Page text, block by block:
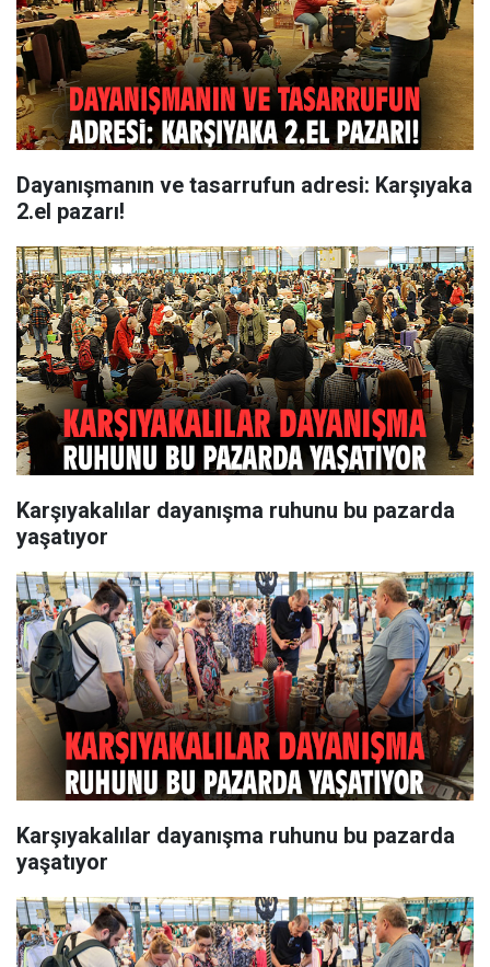
Dayanışmanın ve tasarrufun adresi: Karşıyaka
2.el pazarı!
Karşıyakalılar dayanışma ruhunu bu pazarda
yaşatıyor
Karşıyakalılar dayanışma ruhunu bu pazarda
yaşatıyor